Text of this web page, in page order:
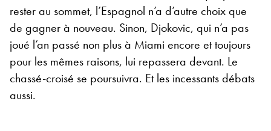
rester au sommet, l’Espagnol n’a d’autre choix que
de gagner à nouveau. Sinon, Djokovic, qui n’a pas
joué l’an passé non plus à Miami encore et toujours
pour les mêmes raisons, lui repassera devant. Le
chassé-croisé se poursuivra. Et les incessants débats
aussi.